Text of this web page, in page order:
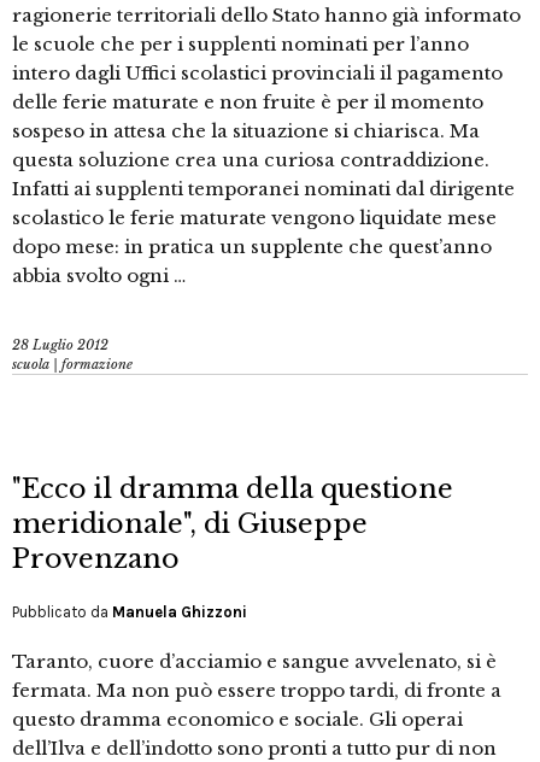
ragionerie territoriali dello Stato hanno già informato
le scuole che per i supplenti nominati per l’anno
intero dagli Uffici scolastici provinciali il pagamento
delle ferie maturate e non fruite è per il momento
sospeso in attesa che la situazione si chiarisca. Ma
questa soluzione crea una curiosa contraddizione.
Infatti ai supplenti temporanei nominati dal dirigente
scolastico le ferie maturate vengono liquidate mese
dopo mese: in pratica un supplente che quest’anno
abbia svolto ogni …
28 Luglio 2012
scuola | formazione
"Ecco il dramma della questione
meridionale", di Giuseppe
Provenzano
Pubblicato da Manuela Ghizzoni
Taranto, cuore d’acciamio e sangue avvelenato, si è
fermata. Ma non può essere troppo tardi, di fronte a
questo dramma economico e sociale. Gli operai
dell’Ilva e dell’indotto sono pronti a tutto pur di non